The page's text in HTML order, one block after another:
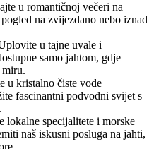
u romantičnoj večeri na
na zvijezdano nebo iznad
u tajne uvale i
samo jahtom, gdje
u kristalno čiste vode
fascinantni podvodni svijet s
specijalitete i morske
naš iskusni posluga na jahti,